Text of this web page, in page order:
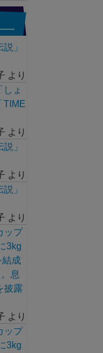
」
より
しょ
TIME
より
」
より
」
より
ップ
3kg
結成
息
披露
より
ップ
3kg